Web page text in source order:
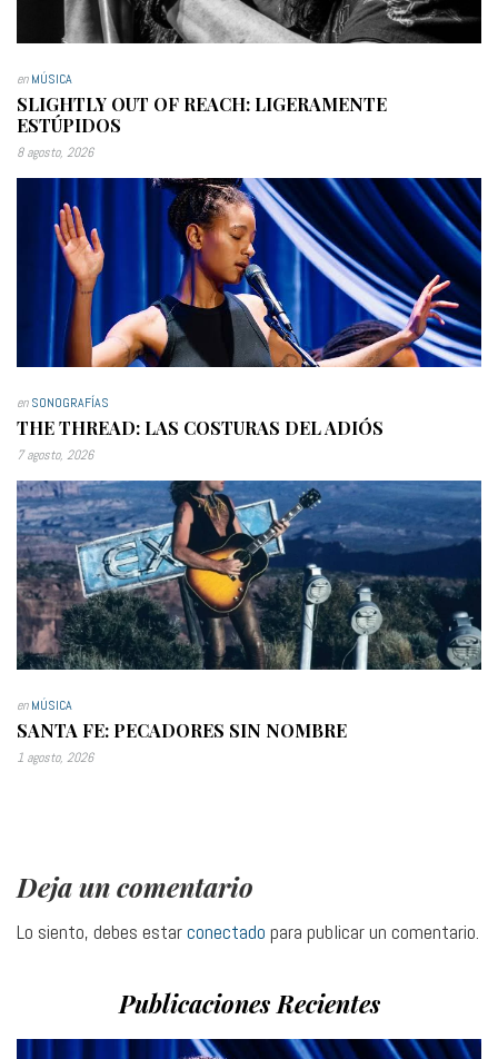
enMÚSICA
SLIGHTLY OUT OF REACH: LIGERAMENTE
ESTÚPIDOS
8 agosto, 2026
enSONOGRAFÍAS
THE THREAD: LAS COSTURAS DEL ADIÓS
7 agosto, 2026
enMÚSICA
SANTA FE: PECADORES SIN NOMBRE
1 agosto, 2026
Deja un comentario
Lo siento, debes estarconectado para publicar un comentario.
Publicaciones Recientes